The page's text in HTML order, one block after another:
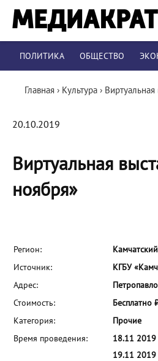
ПОЛИТИКА ОБЩЕСТВО
Главная › Культура ›
20.10.2019
Виртуальная
ноября»
Регион:
Источник:
КГБУ
Адрес:
Стоимость:
Бесплатно
Категория:
Прочие
Время проведения:
18.11
19.11